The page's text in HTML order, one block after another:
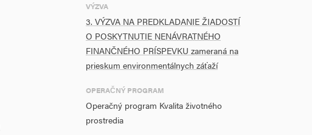
VÝZVA
3. VÝZVA NA PREDKLADANIE ŽIADOSTÍ
O POSKYTNUTIE NENÁVRATNÉHO
FINANČNÉHO PRÍSPEVKU zameraná na
prieskum environmentálnych záťaží
OPERAČNÝ PROGRAM
Operačný program Kvalita životného
prostredia